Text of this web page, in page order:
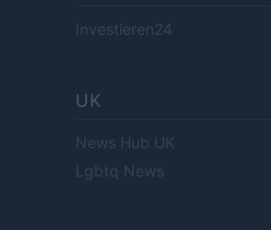
Investieren24
UK
News Hub UK
Lgbtq News